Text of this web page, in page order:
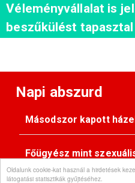
Oldalunk cookie-kat használ a hirdetések
látogatási statisztikák gyűjtéséhez.
Véleményvállalat is
beszűkülést tapasztal
Napi abszurd
Másodszor kapott
Főügyész mint